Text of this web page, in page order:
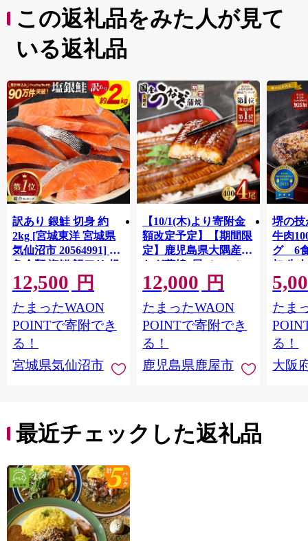
この返礼品をみた人が見て
いる返礼品
訳あり 銀鮭 切身 約
2kg [宮城東洋 宮城県
気仙沼市 20564991] 鮭
魚介類 海鮮 訳アリ 規
格外 不揃い さけ サケ
鮭切身 シャケ 切り身
冷凍 家庭用 おかず 弁
当 支援 サーモン 銀鮭
切り身 魚 わけあり
12,500 円
たまったWAON
POINTで寄附でき
る！
宮城県気仙沼市
【10/1(木)より寄附金
額改定予定】【期間限
定】鹿児島県大隅産う
なぎ蒲焼4尾（400g）
12,000 円
たまったWAON
POINTで寄附でき
る！
鹿児島県鹿屋市
堺の技
牛肉
グ 6
加 牛
ット 6
メ 温
菜 簡
すめ
取り
料 ふ
堺市】
たま
る！
大阪
最近チェックした返礼品